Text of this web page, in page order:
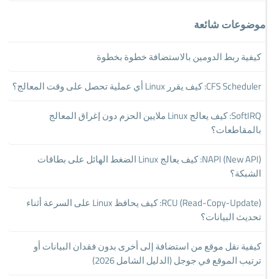
موضوعات شائعة
كيفية ربط الدومين بالاستضافة خطوة بخطوة
CFS Scheduler: كيف يقرر Linux أي عملية تحصل على وقت المعالج؟
SoftIRQ: كيف يعالج Linux ملايين الحزم دون إغراق المعالج
بالمقاطعات؟
NAPI (New API): كيف يعالج Linux الضغط الهائل على بطاقات
الشبكة؟
RCU (Read-Copy-Update): كيف يحافظ Linux على السرعة أثناء
تحديث البيانات؟
كيفية نقل موقع من استضافة إلى أخرى بدون فقدان البيانات أو
ترتيب الموقع في جوجل (الدليل الشامل 2026)